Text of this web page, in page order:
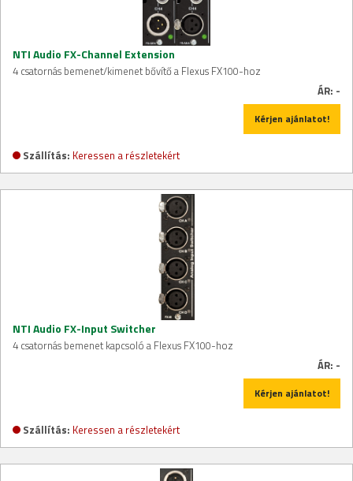
NTI Audio FX-Channel Extension
4 csatornás bemenet/kimenet bővítő a Flexus FX100-hoz
ÁR: -
Kérjen ajánlatot!
Szállítás: Keressen a részletekért
NTI Audio FX-Input Switcher
4 csatornás bemenet kapcsoló a Flexus FX100-hoz
ÁR: -
Kérjen ajánlatot!
Szállítás: Keressen a részletekért